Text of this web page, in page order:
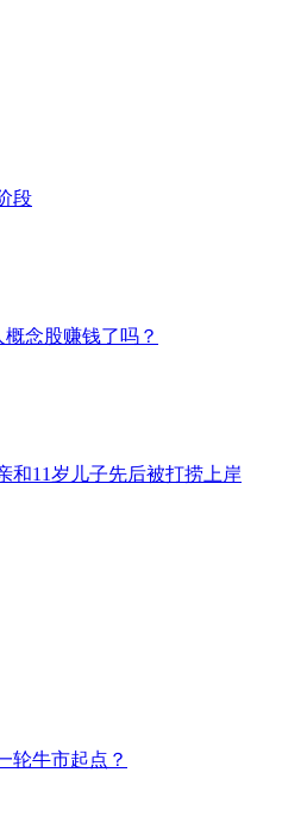
段
念股赚钱了吗？
和11岁儿子先后被打捞上岸
轮牛市起点？